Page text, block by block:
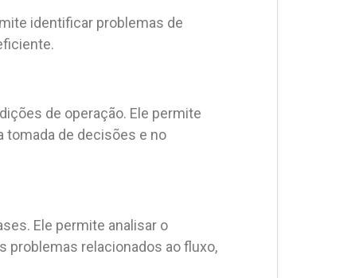
identificar problemas de
de operação. Ele permite
tomada de decisões e no
Ele permite analisar o
problemas relacionados ao fluxo,